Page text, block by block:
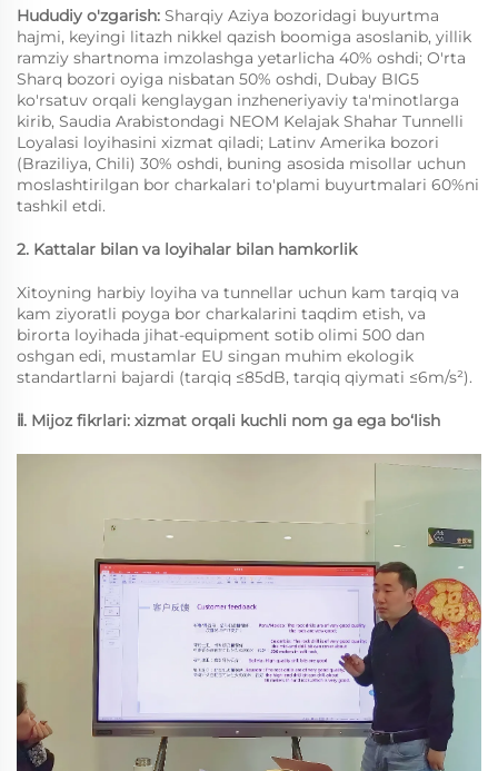
Hududiy o'zgarish: Sharqiy Aziya bozoridagi buyurtma
hajmi, keyingi litazh nikkel qazish boomiga asoslanib, yillik
ramziy shartnoma imzolashga yetarlicha 40% oshdi; O'rta
Sharq bozori oyiga nisbatan 50% oshdi, Dubay BIG5
ko'rsatuv orqali kenglaygan inzheneriyaviy ta'minotlarga
kirib, Saudia Arabistondagi NEOM Kelajak Shahar Tunnelli
Loyalasi loyihasini xizmat qiladi; Latinv Amerika bozori
(Braziliya, Chili) 30% oshdi, buning asosida misollar uchun
moslashtirilgan bor charkalari to'plami buyurtmalari 60%ni
tashkil etdi.
2. Kattalar bilan va loyihalar bilan hamkorlik
Xitoyning harbiy loyiha va tunnellar uchun kam tarqiq va
kam ziyoratli poyga bor charkalarini taqdim etish, va
birorta loyihada jihat-equipment sotib olimi 500 dan
oshgan edi, mustamlar EU singan muhim ekologik
standartlarni bajardi (tarqiq ≤85dB, tarqiq qiymati ≤6m/s²).
ⅱ. Mijoz fikrlari: xizmat orqali kuchli nom ga ega bo‘lish